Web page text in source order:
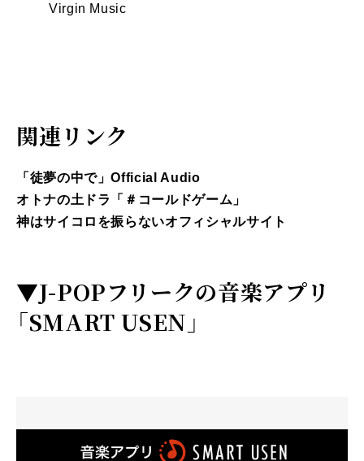
Virgin Music
関連リンク
「徒夢の中で」Official Audio
オトナの土ドラ「＃コールドゲーム」
神はサイコロを振らないオフィシャルサイト
▼J-POPフリークの音楽アプリ
「SMART USEN」